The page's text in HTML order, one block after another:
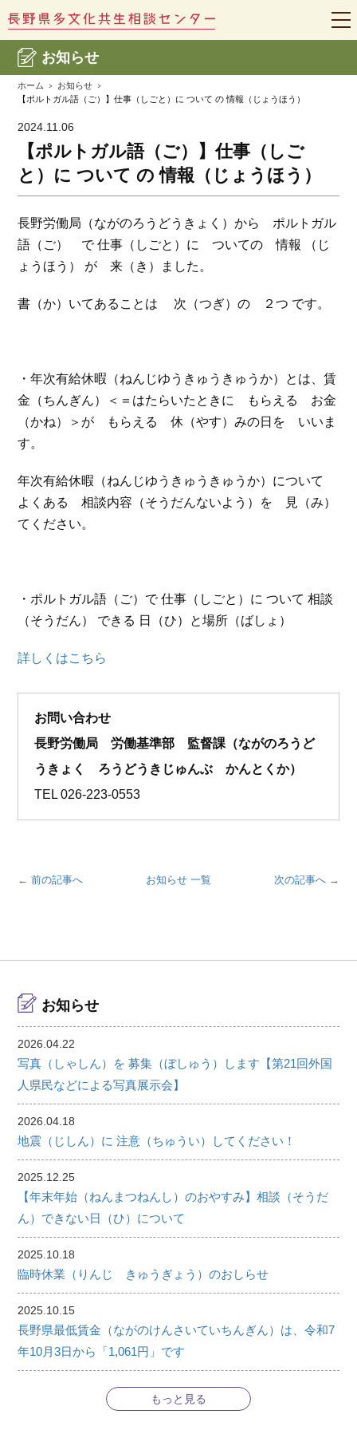
t
l
お知らせ
ホーム
お知らせ
【ポルトガル語（ご）】仕事（しごと）に ついて の 情報（じょうほう）
2024.11.06
【ポルトガル語（ご）】仕事（しご
と）に ついて の 情報（じょうほう）
長野労働局（ながのろうどうきょく）から ポルトガル
語（ご） で 仕事（しごと）に ついての 情報 （じ
ょうほう） が 来（き）ました。
書（か）いてあることは 次（つぎ）の ２つ です。
・年次有給休暇（ねんじゆうきゅうきゅうか）とは、賃
金（ちんぎん）＜＝はたらいたときに もらえる お金
（かね）＞が もらえる 休（やす）みの日を いいま
す。
年次有給休暇（ねんじゆうきゅうきゅうか）について
よくある 相談内容（そうだんないよう）を 見（み）
てください。
・ポルトガル語（ご）で 仕事（しごと）に ついて 相談
（そうだん） できる 日（ひ）と場所（ばしょ）
詳しくはこちら
お問い合わせ
長野労働局 労働基準部 監督課（ながのろうど
うきょく ろうどうきじゅんぶ かんとくか）
TEL026-223-0553
← 前の記事へ 次の記事へ →
お知らせ 一覧
お知らせ
2026.04.22
写真（しゃしん）を 募集（ぼしゅう）します【第21回外国
人県民などによる写真展示会】
2026.04.18
地震（じしん）に 注意（ちゅうい）してください！
2025.12.25
【年末年始（ねんまつねんし）のおやすみ】相談（そうだ
ん）できない日（ひ）について
2025.10.18
臨時休業（りんじ きゅうぎょう）のおしらせ
2025.10.15
長野県最低賃金（ながのけんさいていちんぎん）は、令和7
年10月3日から「1,061円」です
もっと見る